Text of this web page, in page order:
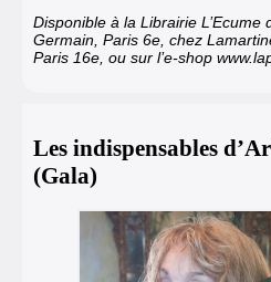
Disponible à la Librairie L’Ecume
Germain, Paris 6e, chez
Paris 16e, ou sur l’e-shop
Les indispensables
(Gala)